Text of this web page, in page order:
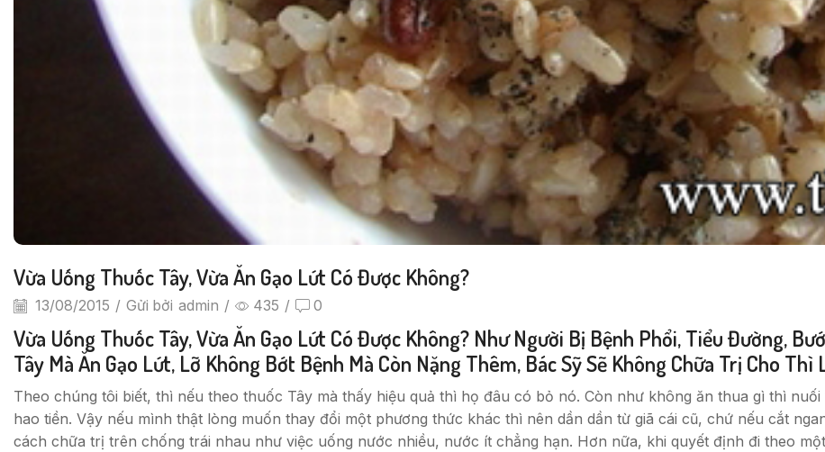
Vừa Uống Thuốc Tây, Vừa Ăn Gạo Lứt Có Được Không?
13/08/2015 / Gửi bởi admin / 435 / 0
Vừa Uống Thuốc Tây, Vừa Ăn Gạo Lứt Có Được Không? Như Người Bị Bệnh Phổi, Tiểu Đường,
Tây Mà Ăn Gạo Lứt, Lỡ Không Bớt Bệnh Mà Còn Nặng Thêm, Bác Sỹ Sẽ Không Chữa Trị Cho Thì
Theo chúng tôi biết, thì nếu theo thuốc Tây mà thấy hiệu quả thì họ đâu có bỏ nó. Còn như không ăn thua gì thì
hao tiền. Vậy nếu mình thật lòng muốn thay đổi một phương thức khác thì nên dần dần từ giã cái cũ, chứ nếu cắt
cách chữa trị trên chống trái nhau như việc uống nước nhiều, nước ít chẳng hạn. Hơn nữa, khi quyết định đi theo